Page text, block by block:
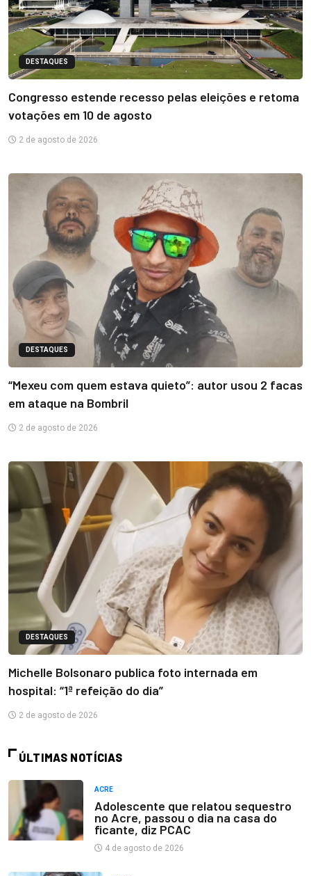
DESTAQUES
Congresso estende recesso pelas eleições e retoma
votações em 10 de agosto
2 de agosto de 2026
DESTAQUES
“Mexeu com quem estava quieto”: autor usou 2 facas
em ataque na Bombril
2 de agosto de 2026
DESTAQUES
Michelle Bolsonaro publica foto internada em
hospital: “1ª refeição do dia”
2 de agosto de 2026
ÚLTIMAS NOTÍCIAS
ACRE
Adolescente que relatou sequestro
no Acre, passou o dia na casa do
ficante, diz PCAC
4 de agosto de 2026